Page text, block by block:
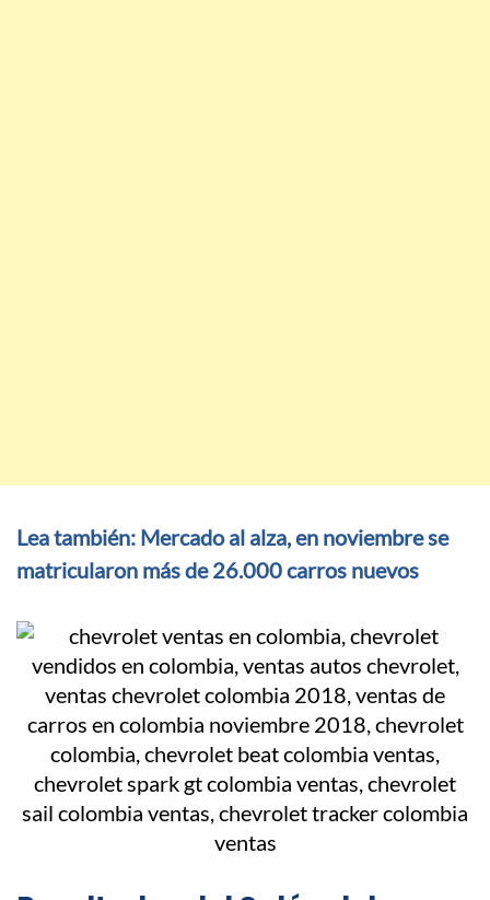
Lea también: Mercado al alza, en noviembre se
matricularon más de 26.000 carros nuevos